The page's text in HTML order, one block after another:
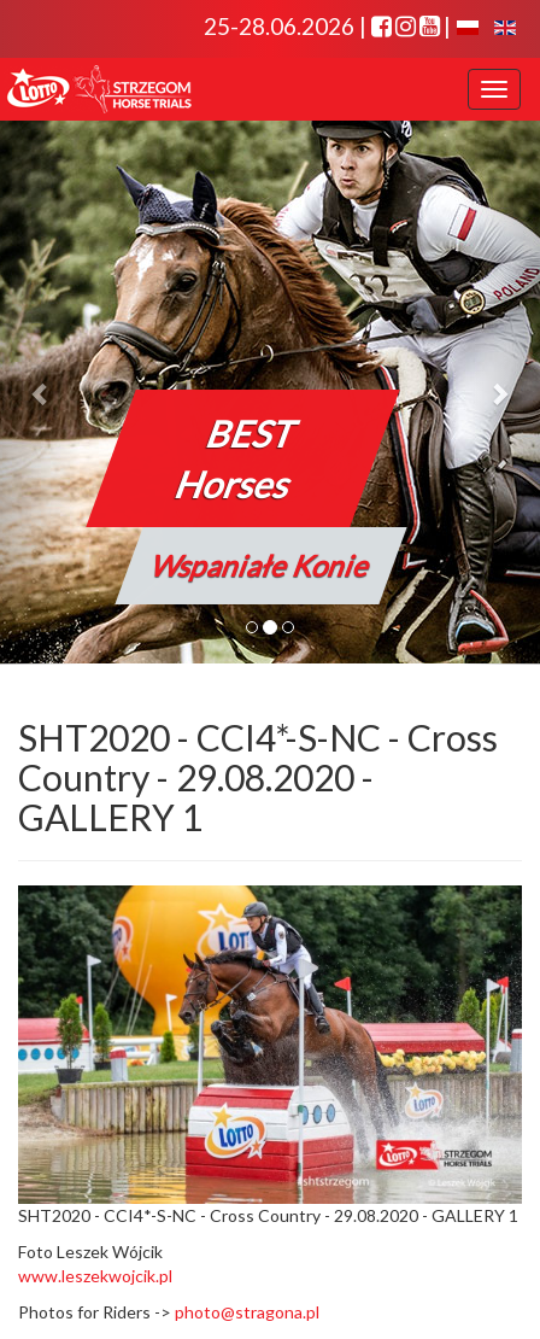
25-28.06.2026 | |
BEST
Horses
Wspaniałe Konie
SHT2020 - CCI4*-S-NC - Cross
Country - 29.08.2020 -
GALLERY 1
SHT2020 - CCI4*-S-NC - Cross Country - 29.08.2020 - GALLERY 1
Foto Leszek Wójcik
www.leszekwojcik.pl
Photos for Riders -> photo@stragona.pl